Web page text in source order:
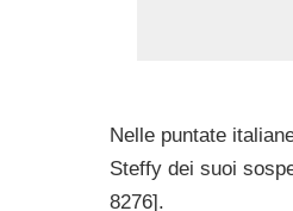
Nelle puntate
Steffy dei suoi
8276].